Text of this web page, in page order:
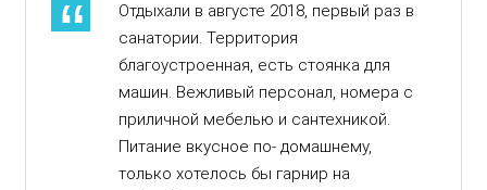
Отдыхали в августе 2018, первый раз в
санатории. Территория
благоустроенная, есть стоянка для
машин. Вежливый персонал, номера с
приличной мебелью и сантехникой.
Питание вкусное по- домашнему,
только хотелось бы гарнир на